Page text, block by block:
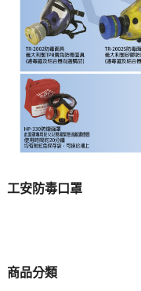
工安防毒口罩
商品分類